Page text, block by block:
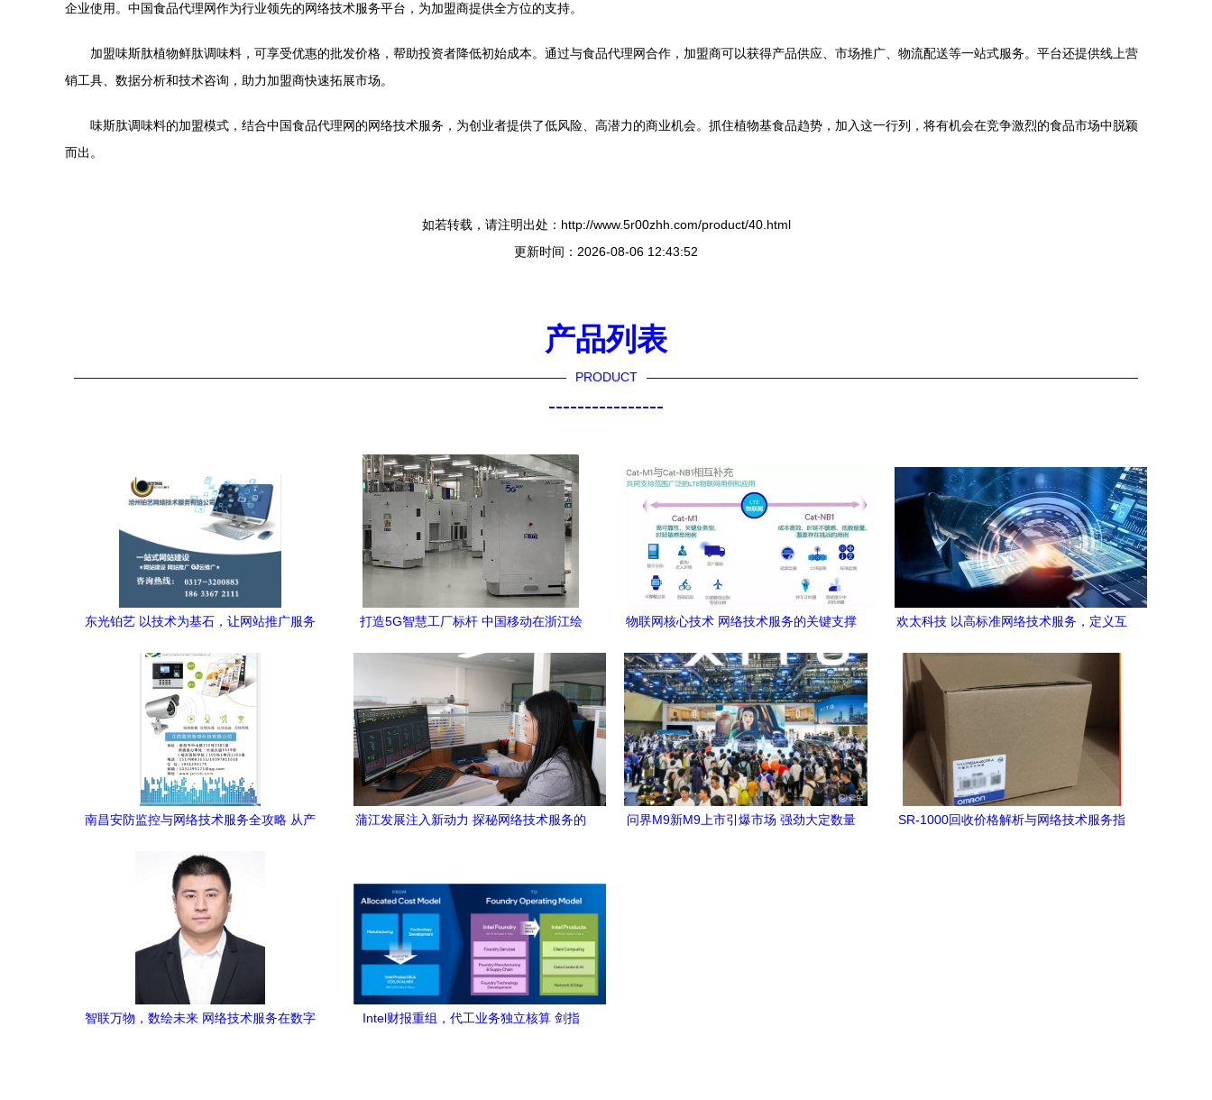
企业使用。中国食品代理网作为行业领先的网络技术服务平台，为加盟商提供全方位的支持。
加盟味斯肽植物鲜肽调味料，可享受优惠的批发价格，帮助投资者降低初始成本。通过与食品代理网合作，加盟商可以获得产品供应、市场推广、物流配送等一站式服务。平台还提供线上营
销工具、数据分析和技术咨询，助力加盟商快速拓展市场。
味斯肽调味料的加盟模式，结合中国食品代理网的网络技术服务，为创业者提供了低风险、高潜力的商业机会。抓住植物基食品趋势，加入这一行列，将有机会在竞争激烈的食品市场中脱颖
而出。
如若转载，请注明出处：http://www.5r00zhh.com/product/40.html
更新时间：2026-08-06 12:43:52
产品列表
PRODUCT
----------------
东光铂艺 以技术为基石，让网站推广服务
打造5G智慧工厂标杆 中国移动在浙江绘
物联网核心技术 网络技术服务的关键支撑
欢太科技 以高标准网络技术服务，定义互
南昌安防监控与网络技术服务全攻略 从产
蒲江发展注入新动力 探秘网络技术服务的
问界M9新M9上市引爆市场 强劲大定数量
SR-1000回收价格解析与网络技术服务指
智联万物，数绘未来 网络技术服务在数字
Intel财报重组，代工业务独立核算 剑指